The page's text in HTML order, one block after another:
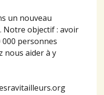
un nouveau
Notre objectif : avoir
000 personnes
nous aider à y